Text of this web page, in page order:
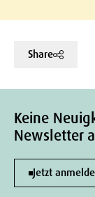
Share
Keine
Newsletter
Jetzt